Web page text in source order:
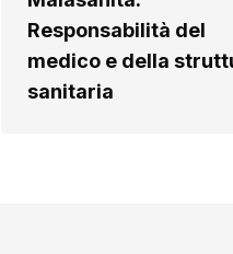
Responsabilità del
medico e della
sanitaria